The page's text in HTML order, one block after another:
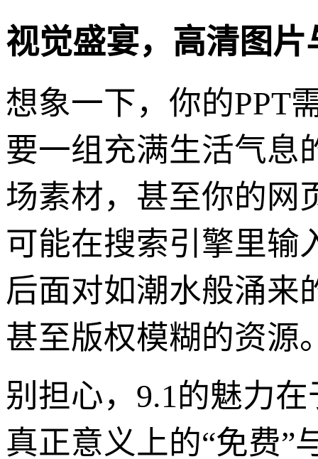
视觉盛宴，高清图
想象一下，你的PPT
要一组充满生活气息
场素材，甚至你的网
可能在搜索引擎里输
后面对如潮水般涌来
甚至版权模糊的资源
别担心，9.1的魅力
真正意义上的“免费”